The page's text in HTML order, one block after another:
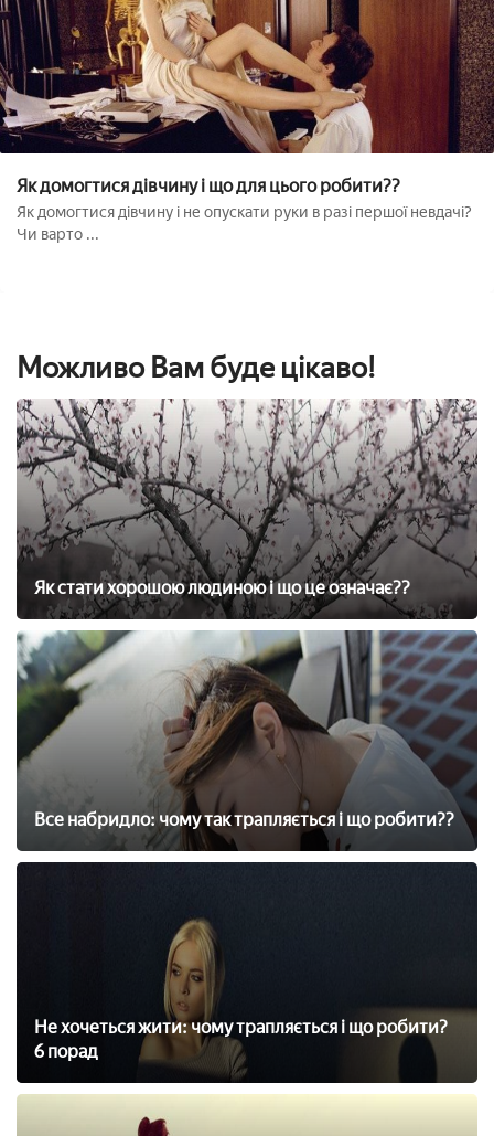
Як домогтися дівчину і що для цього робити??
Як домогтися дівчину і не опускати руки в разі першої невдачі?
Чи варто ...
Можливо Вам буде цікаво!
Як стати хорошою людиною і що це означає??
Все набридло: чому так трапляється і що робити??
Не хочеться жити: чому трапляється і що робити?
6 порад